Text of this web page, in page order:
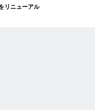
リニューアル